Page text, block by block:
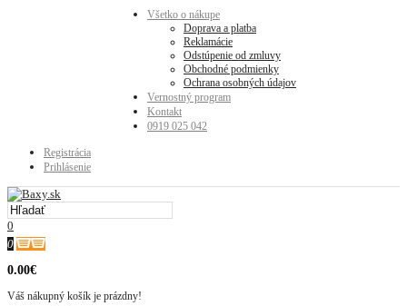
Všetko o nákupe
Doprava a platba
Reklamácie
Odstúpenie od zmluvy
Obchodné podmienky
Ochrana osobných údajov
Vernostný program
Kontakt
0919 025 042
Registrácia
Prihlásenie
0
0
0.00€
Váš nákupný košík je prázdny!